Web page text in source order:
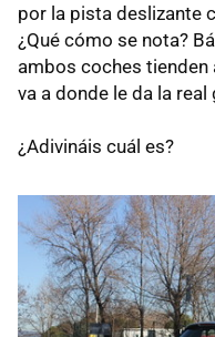
por la pista deslizante
¿Qué cómo se nota?
ambos coches tienden
va a donde le da la real
¿Adivináis cuál es?